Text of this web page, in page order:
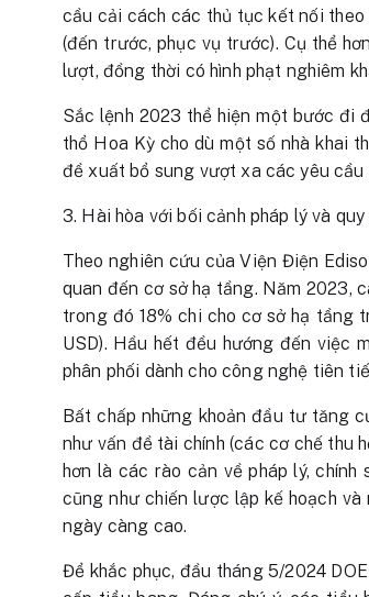
cầu cải cách các thủ tục kết nối
(đến trước, phục vụ trước). Cụ thể
lượt, đồng thời có hình phạt nghiêm
Sắc lệnh 2023 thể hiện một bước đi
thổ Hoa Kỳ cho dù một số nhà khai
đề xuất bổ sung vượt xa các yêu cầu
3. Hài hòa với bối cảnh pháp lý và
Theo nghiên cứu của Viện Điện
quan đến cơ sở hạ tầng. Năm 2023,
trong đó 18% chi cho cơ sở hạ tầng
USD). Hầu hết đều hướng đến việc
phân phối dành cho công nghệ tiên
Bất chấp những khoản đầu tư tăng
như vấn đề tài chính (các cơ chế thu
hơn là các rào cản về pháp lý,
cũng như chiến lược lập kế hoạch
ngày càng cao.
Để khắc phục, đầu tháng 5/2024